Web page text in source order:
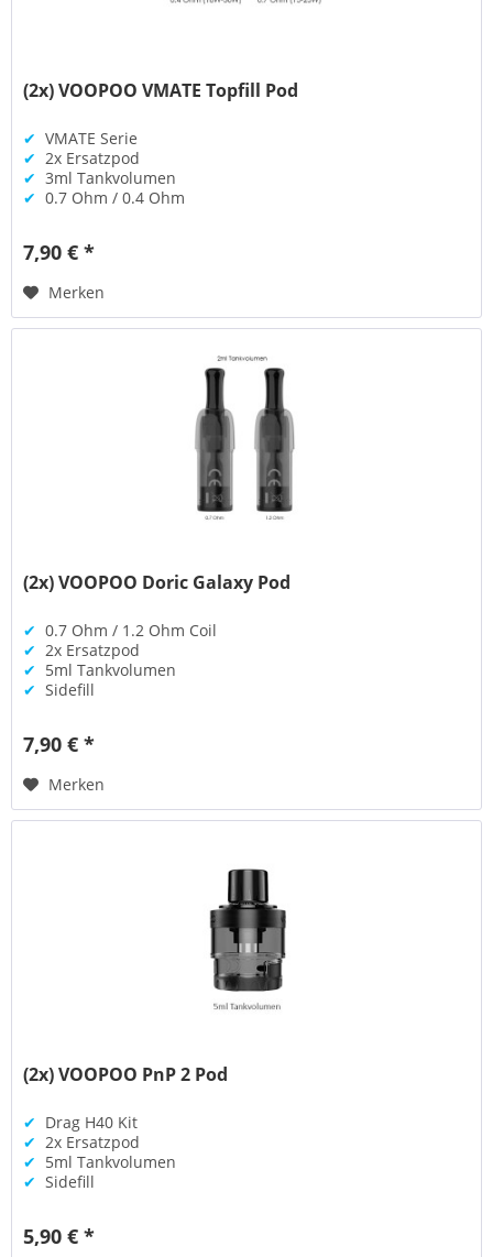
(2x) VOOPOO VMATE Topfill Pod
✔ VMATE Serie
✔ 2x Ersatzpod
✔ 3ml Tankvolumen
✔ 0.7 Ohm / 0.4 Ohm
7,90 € *
Merken
(2x) VOOPOO Doric Galaxy Pod
✔ 0.7 Ohm / 1.2 Ohm Coil
✔ 2x Ersatzpod
✔ 5ml Tankvolumen
✔ Sidefill
7,90 € *
Merken
(2x) VOOPOO PnP 2 Pod
✔ Drag H40 Kit
✔ 2x Ersatzpod
✔ 5ml Tankvolumen
✔ Sidefill
5,90 € *